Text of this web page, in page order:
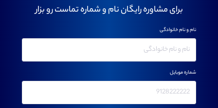
برای مشاوره رایگان نام و شماره تماست رو بزار
نام و نام خانوادگی
شماره موبایل